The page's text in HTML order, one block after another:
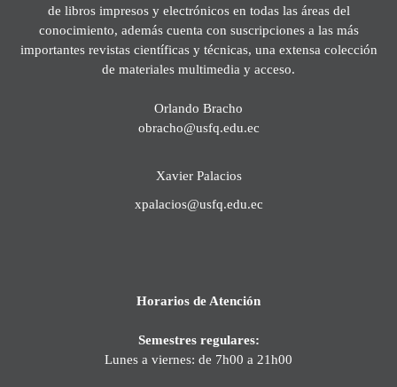
de libros impresos y electrónicos en todas las áreas del
conocimiento, además cuenta con suscripciones a las más
importantes revistas científicas y técnicas, una extensa colección
de materiales multimedia y acceso.
Orlando Bracho
obracho@usfq.edu.ec
Xavier Palacios
xpalacios@usfq.edu.ec
Horarios de Atención
Semestres regulares:
Lunes a viernes: de 7h00 a 21h00